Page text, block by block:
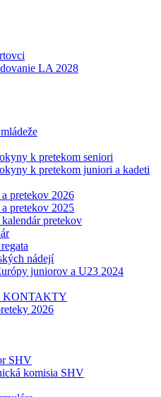
LA 2028
k pretekom seniori
k pretekom juniori a kadeti
pretekov 2026
pretekov 2025
pretekov
nádejí
juniorov a U23 2024
KONTAKTY
2026
SHV
komisia SHV